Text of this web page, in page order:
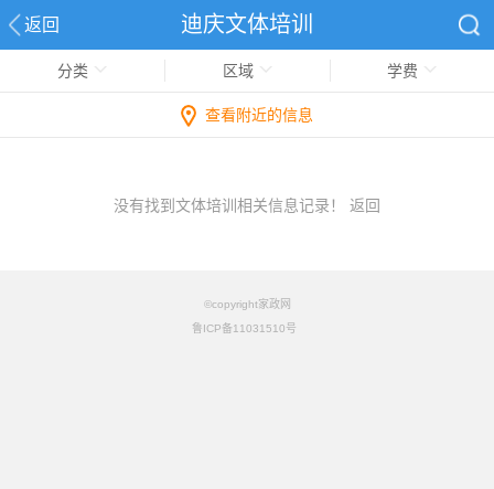
返回 迪庆文体培训
分类 区域 学费
查看附近的信息
没有找到文体培训相关信息记录！ 返回
©copyright家政网
鲁ICP备11031510号